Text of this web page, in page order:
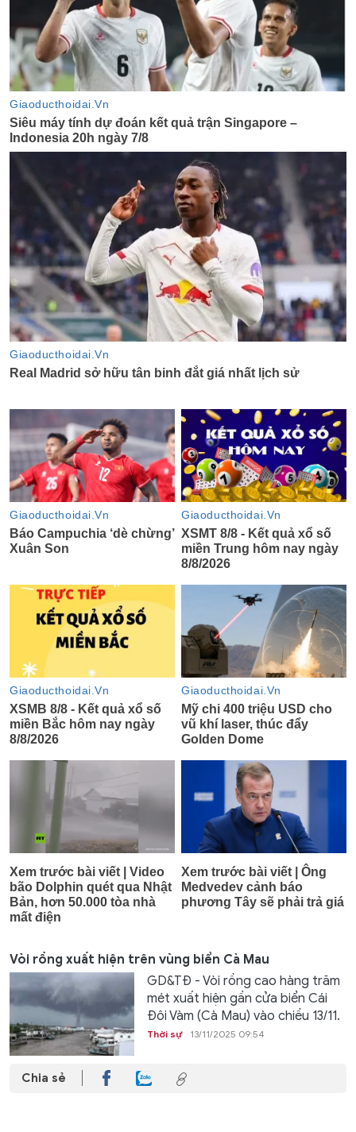
Vòi rồng xuất hiện trên vùng biển Cà Mau
GD&TĐ - Vòi rồng cao hàng trăm
mét xuất hiện gần cửa biển Cái
Đôi Vàm (Cà Mau) vào chiều 13/11.
Thời sự 13/11/2025 09:54
Chia sẻ